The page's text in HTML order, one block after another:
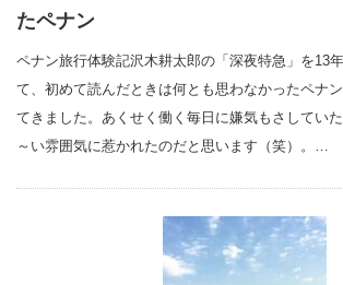
たペナン
ペナン旅行体験記沢木耕太郎の「深夜特急」を13
て、初めて読んだときは何とも思わなかったペナ
てきました。あくせく働く毎日に嫌気もさしてい
～い雰囲気に惹かれたのだと思います（笑）。…